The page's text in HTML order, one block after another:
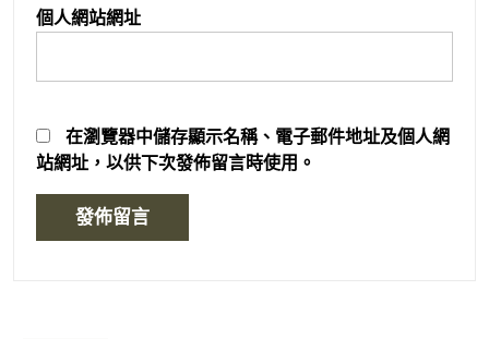
個人網站網址
在瀏覽器中儲存顯示名稱、電子郵件地址及個人網
站網址，以供下次發佈留言時使用。